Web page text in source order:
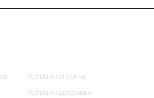
Условия оплаты
Условия доставки